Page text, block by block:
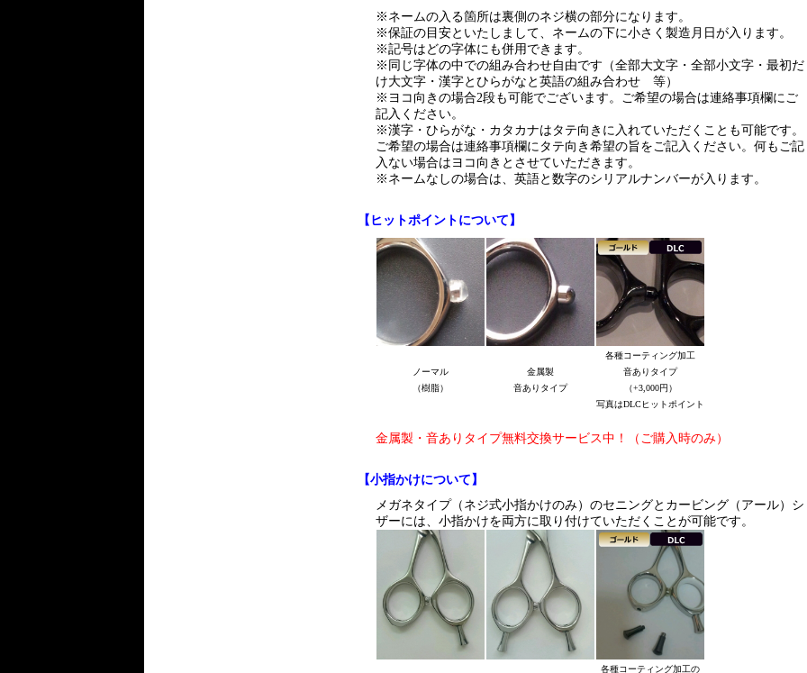
※ネームの入る箇所は裏側のネジ横の部分になります。
※保証の目安といたしまして、ネームの下に小さく製造月日が入ります。
※記号はどの字体にも併用できます。
※同じ字体の中での組み合わせ自由です（全部大文字・全部小文字・最初だ
け大文字・漢字とひらがなと英語の組み合わせ 等）
※ヨコ向きの場合2段も可能でございます。ご希望の場合は連絡事項欄にご
記入ください。
※漢字・ひらがな・カタカナはタテ向きに入れていただくことも可能です。
ご希望の場合は連絡事項欄にタテ向き希望の旨をご記入ください。何もご記
入ない場合はヨコ向きとさせていただきます。
※ネームなしの場合は、英語と数字のシリアルナンバーが入ります。
【ヒットポイントについて】
ノーマル
（樹脂）
金属製
音ありタイプ
各種コーティング加工
音ありタイプ
（+3,000円）
写真はDLCヒットポイント
金属製・音ありタイプ無料交換サービス中！（ご購入時のみ）
【小指かけについて】
メガネタイプ（ネジ式小指かけのみ）のセニングとカービング（アール）シ
ザーには、小指かけを両方に取り付けていただくことが可能です。
各種コーティング加工の